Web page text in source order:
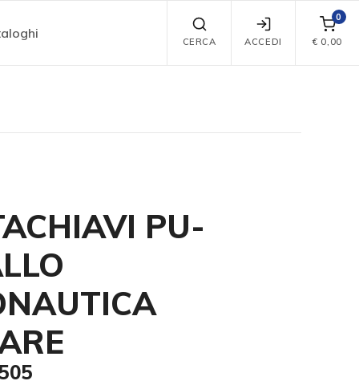
CERCA ACCEDI
0
€ 0,00
PU-